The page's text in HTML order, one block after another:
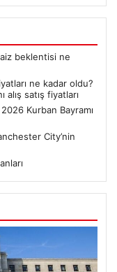
beklentisi ne
ne kadar oldu?
satış fiyatları
Kurban Bayramı
City’nin